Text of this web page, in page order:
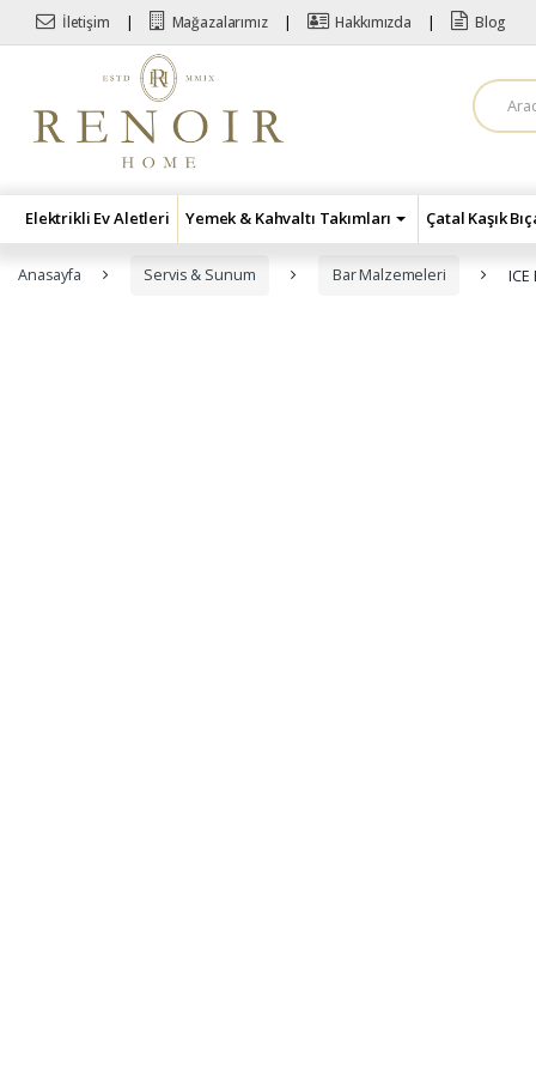
Skip to navigation
Skip to content
İletişim Mağazalarımız Hakkımızda Blog
A
r
a
Elektrikli Ev Aletleri Yemek & Kahvaltı Takımları Çatal Kaşık
Anasayfa Servis & Sunum Bar Malzemeleri ICE